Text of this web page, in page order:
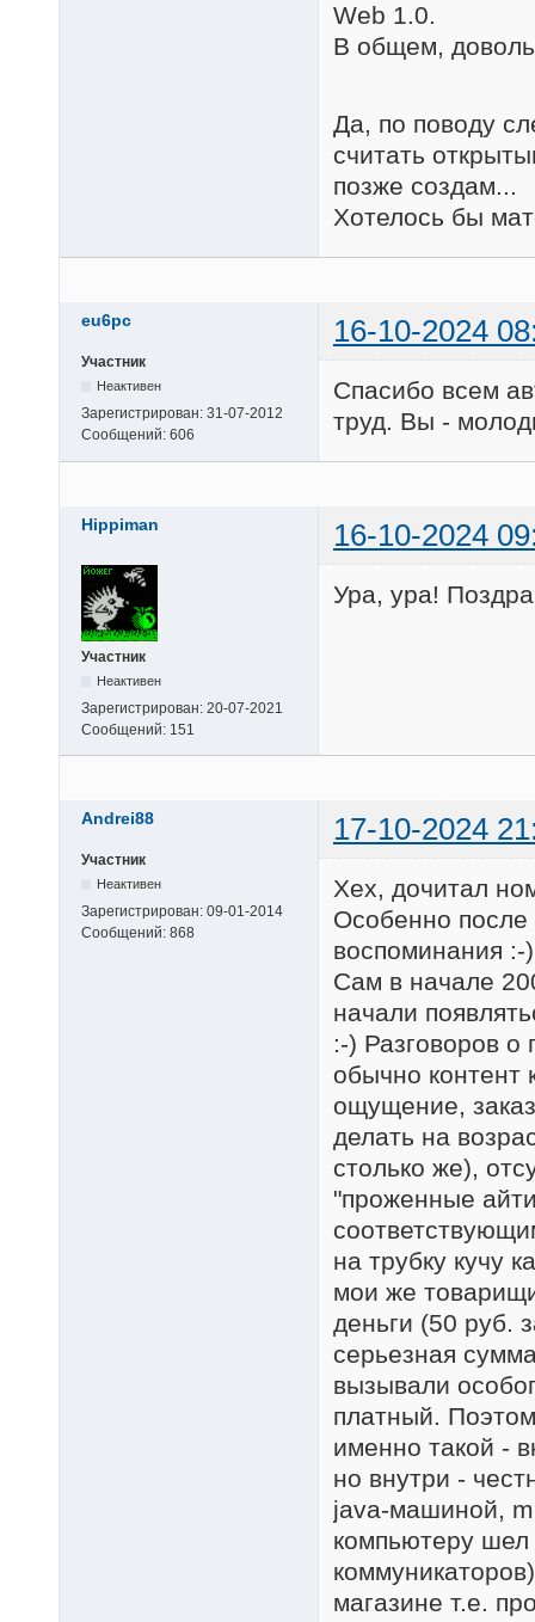
Web 1.0.
В общем,
Да, по поводу
считать
позже создам...
Хотелось бы
eu6pc 16-10-2024
Участник
Неактивен
Зарегистрирован: 31-07-2012
Сообщений: 606
Спасибо всем
труд. Вы -
Hippiman 16-10-2024
Участник
Неактивен
Зарегистрирован: 20-07-2021
Сообщений: 151
Ура, ура!
Andrei88 17-10-2024
Участник
Неактивен
Зарегистрирован: 09-01-2014
Сообщений: 868
Хех, дочитал
Особенно после
воспоминания :-)
Сам в начале
начали
:-) Разговоров
обычно контент
ощущение,
делать на
столько же),
"проженные
на трубку кучу
мои же
деньги (50 руб.
серьезная
вызывали
платный.
именно такой -
но внутри -
java-машиной,
компьютеру шел
магазине т.е.